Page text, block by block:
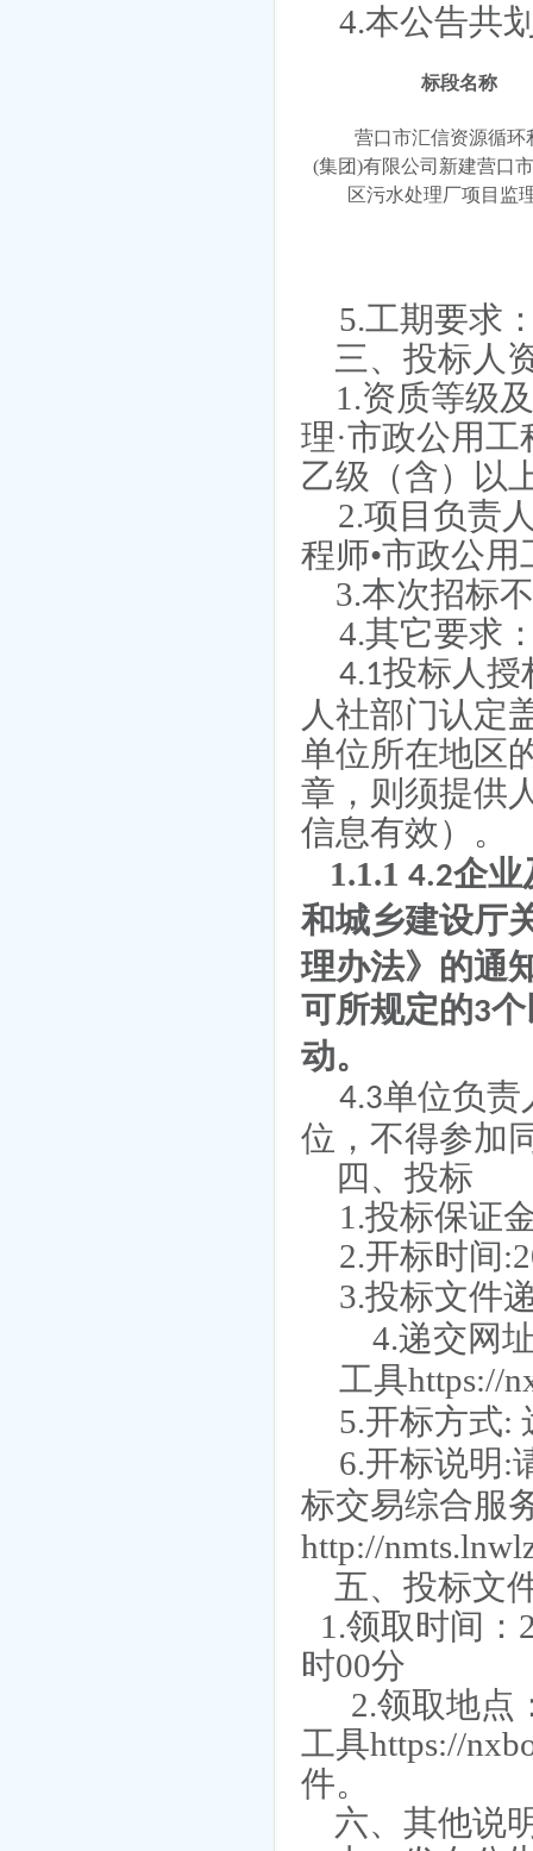
4.本公告共
标段名称
营口市汇信资源循环
(集团)有限公司新建营口
区污水处理厂项目监
5.工期要求
三、投标人
1.资质等级
理·市政公用工
乙级 （含）以
2.项目负责
程师•市政公用
3.本次招标
4.其它要求
4.1投标人授
人社部门认定
单位所在地区
章，则须提供
信息有效）。
1.1.1 4.2企业
和城乡建设厅
理办法》的通
可所规定的3
动。
4.3单位负责
位，不得参加
四、投标
1 .投标保证
2.开标时间:
3.投标文件
4.递交网
工具https://
5.开标方式:
6.开标说明:
标交易综合服
http://
五、投标文
1.领取时间：
时00分
2.领取地点
工具https://
件。
六、其他说